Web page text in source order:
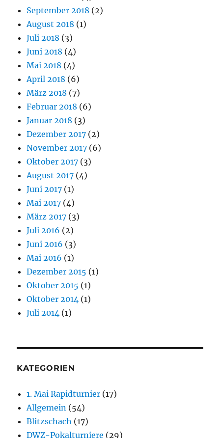
September 2018 (2)
August 2018 (1)
Juli 2018 (3)
Juni 2018 (4)
Mai 2018 (4)
April 2018 (6)
März 2018 (7)
Februar 2018 (6)
Januar 2018 (3)
Dezember 2017 (2)
November 2017 (6)
Oktober 2017 (3)
August 2017 (4)
Juni 2017 (1)
Mai 2017 (4)
März 2017 (3)
Juli 2016 (2)
Juni 2016 (3)
Mai 2016 (1)
Dezember 2015 (1)
Oktober 2015 (1)
Oktober 2014 (1)
Juli 2014 (1)
KATEGORIEN
1. Mai Rapidturnier (17)
Allgemein (54)
Blitzschach (17)
DWZ-Pokalturniere (29)